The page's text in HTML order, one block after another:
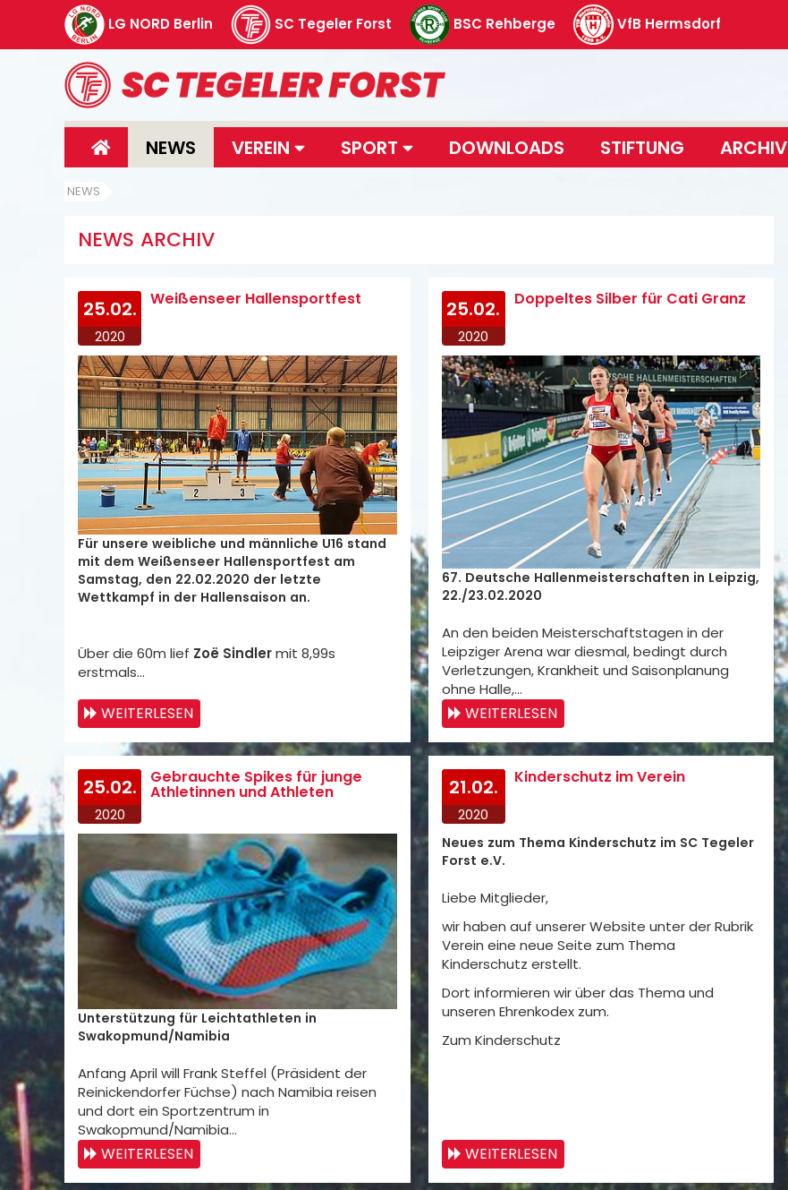
LG NORD Berlin SC Tegeler Forst BSC Rehberge VfB Hermsdorf
NEWS VEREIN SPORT DOWNLOADS STIFTUNG ARCHIV
NEWS
NEWS ARCHIV
25.02.
2020
Weißenseer Hallensportfest
Für unsere weibliche und männliche U16 stand
mit dem Weißenseer Hallensportfest am
Samstag, den 22.02.2020 der letzte
Wettkampf in der Hallensaison an.
Über die 60m lief Zoë Sindlermit 8,99s
erstmals…
WEITERLESEN
25.02.
2020
Doppeltes Silber für Cati Granz
67. Deutsche Hallenmeisterschaften in Leipzig,
22./23.02.2020
An den beiden Meisterschaftstagen in der
Leipziger Arena war diesmal, bedingt durch
Verletzungen, Krankheit und Saisonplanung
ohne Halle,…
WEITERLESEN
25.02.
2020
Gebrauchte Spikes für junge
Athletinnen und Athleten
Unterstützung für Leichtathleten in
Swakopmund/Namibia
Anfang April will Frank Steffel (Präsident der
Reinickendorfer Füchse) nach Namibia reisen
und dort ein Sportzentrum in
Swakopmund/Namibia…
WEITERLESEN
21.02.
2020
Kinderschutz im Verein
Neues zum Thema Kinderschutz im SC Tegeler
Forst e.V.
Liebe Mitglieder,
wir haben auf unserer Website unter der Rubrik
Verein eine neue Seite zum Thema
Kinderschutz erstellt.
Dort informieren wir über das Thema und
unseren Ehrenkodex zum.
Zum Kinderschutz
WEITERLESEN